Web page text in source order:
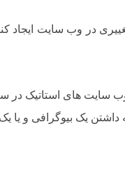
در وب سایت ایجاد
سایت های استاتیک در
داشتن یک بیوگرافی و یا